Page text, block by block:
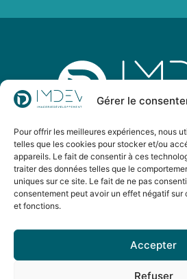
Gérer le
Pour offrir les meilleures expériences, nous
telles que les cookies pour stocker et/ou
appareils. Le fait de consentir à ces
traiter des données telles que le
uniques sur ce site. Le fait de ne pas
consentement peut avoir un effet négatif
et fonctions.
Accepter
Refuser
IMDEV est un groupement
d’envergure nationale dont
l’accès aux soins sur tous les
excellence et